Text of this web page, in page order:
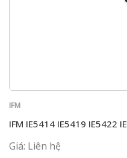
IFM
IFM IE5414 IE5419 IE5422
Giá: Liên hệ